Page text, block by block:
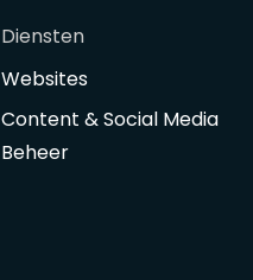
Diensten
Websites
Content & Social Media
Beheer